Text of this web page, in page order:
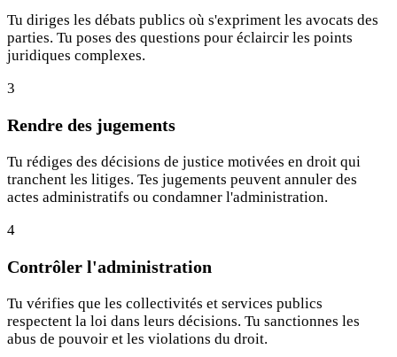
Tu diriges les débats publics où s'expriment les avocats des
parties. Tu poses des questions pour éclaircir les points
juridiques complexes.
3
Rendre des jugements
Tu rédiges des décisions de justice motivées en droit qui
tranchent les litiges. Tes jugements peuvent annuler des
actes administratifs ou condamner l'administration.
4
Contrôler l'administration
Tu vérifies que les collectivités et services publics
respectent la loi dans leurs décisions. Tu sanctionnes les
abus de pouvoir et les violations du droit.